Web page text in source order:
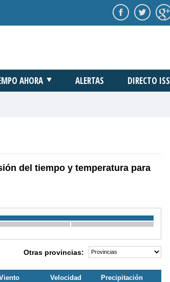
AHORA ALERTAS DIRECTO ISS
del tiempo y temperatura para
Otras provincias:
Velocidad Precipitación